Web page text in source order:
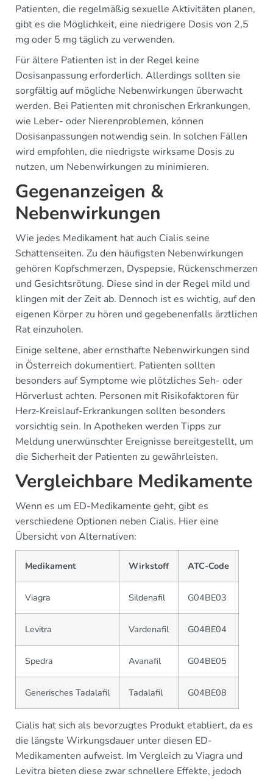
Patienten, die regelmäßig sexuelle Aktivitäten planen,
gibt es die Möglichkeit, eine niedrigere Dosis von 2,5
mg oder 5 mg täglich zu verwenden.
Für ältere Patienten ist in der Regel keine
Dosisanpassung erforderlich. Allerdings sollten sie
sorgfältig auf mögliche Nebenwirkungen überwacht
werden. Bei Patienten mit chronischen Erkrankungen,
wie Leber- oder Nierenproblemen, können
Dosisanpassungen notwendig sein. In solchen Fällen
wird empfohlen, die niedrigste wirksame Dosis zu
nutzen, um Nebenwirkungen zu minimieren.
Gegenanzeigen &
Nebenwirkungen
Wie jedes Medikament hat auch Cialis seine
Schattenseiten. Zu den häufigsten Nebenwirkungen
gehören Kopfschmerzen, Dyspepsie, Rückenschmerzen
und Gesichtsrötung. Diese sind in der Regel mild und
klingen mit der Zeit ab. Dennoch ist es wichtig, auf den
eigenen Körper zu hören und gegebenenfalls ärztlichen
Rat einzuholen.
Einige seltene, aber ernsthafte Nebenwirkungen sind
in Österreich dokumentiert. Patienten sollten
besonders auf Symptome wie plötzliches Seh- oder
Hörverlust achten. Personen mit Risikofaktoren für
Herz-Kreislauf-Erkrankungen sollten besonders
vorsichtig sein. In Apotheken werden Tipps zur
Meldung unerwünschter Ereignisse bereitgestellt, um
die Sicherheit der Patienten zu gewährleisten.
Vergleichbare Medikamente
Wenn es um ED-Medikamente geht, gibt es
verschiedene Optionen neben Cialis. Hier eine
Übersicht von Alternativen:
Medikament Wirkstoff ATC-Code
Viagra Sildenafil G04BE03
Levitra Vardenafil G04BE04
Spedra Avanafil G04BE05
Generisches Tadalafil Tadalafil G04BE08
Cialis hat sich als bevorzugtes Produkt etabliert, da es
die längste Wirkungsdauer unter diesen ED-
Medikamenten aufweist. Im Vergleich zu Viagra und
Levitra bieten diese zwar schnellere Effekte, jedoch